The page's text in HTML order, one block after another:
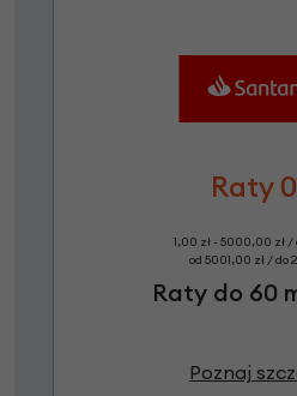
Raty
1,00 zł - 5000,00 zł /
od 5001,00 zł / do
Raty do 60
Poznaj